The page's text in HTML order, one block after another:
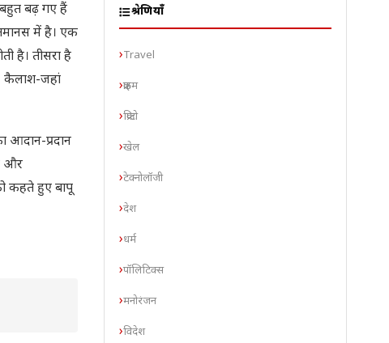
बढ़ गए हैं
में है। एक
है। तीसरा है
कैलाश-जहां
आदान-प्रदान
और
कहते हुए बापू
श्रेणियाँ
Travel
क्राइम
क्रिप्टो
खेल
टेक्नोलॉजी
देश
धर्म
पॉलिटिक्स
मनोरंजन
विदेश